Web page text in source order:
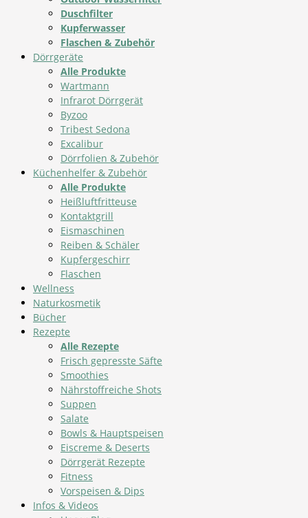
Duschfilter
Kupferwasser
Flaschen & Zubehör
Dörrgeräte
Alle Produkte
Wartmann
Infrarot Dörrgerät
Byzoo
Tribest Sedona
Excalibur
Dörrfolien & Zubehör
Küchenhelfer & Zubehör
Alle Produkte
Heißluftfritteuse
Kontaktgrill
Eismaschinen
Reiben & Schäler
Kupfergeschirr
Flaschen
Wellness
Naturkosmetik
Bücher
Rezepte
Alle Rezepte
Frisch gepresste Säfte
Smoothies
Nährstoffreiche Shots
Suppen
Salate
Bowls & Hauptspeisen
Eiscreme & Deserts
Dörrgerät Rezepte
Fitness
Vorspeisen & Dips
Infos & Videos